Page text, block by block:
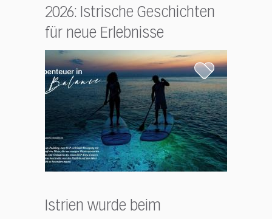
2026: Istrische Geschichten
für neue Erlebnisse
Istrien wurde beim